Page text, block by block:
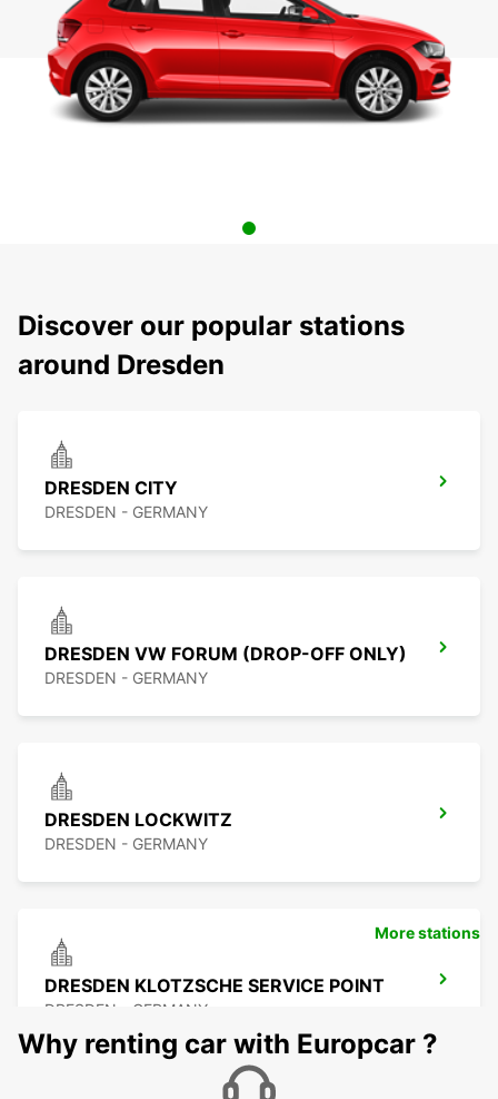
Discover our popular stations
around Dresden
DRESDEN CITY
DRESDEN - GERMANY
DRESDEN VW FORUM (DROP-OFF ONLY)
DRESDEN - GERMANY
DRESDEN LOCKWITZ
DRESDEN - GERMANY
DRESDEN KLOTZSCHE SERVICE POINT
DRESDEN - GERMANY
More stations
Why renting car with Europcar ?